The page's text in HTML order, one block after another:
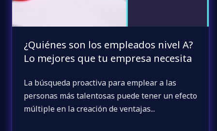
¿Quiénes son los empleados nivel A?
Lo mejores que tu empresa necesita
La búsqueda proactiva para emplear a las
personas más talentosas puede tener un efecto
múltiple en la creación de ventajas...